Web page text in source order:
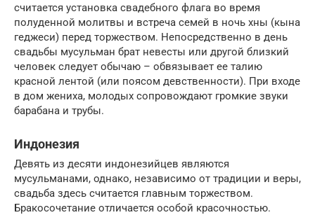
считается установка свадебного флага во время
полуденной молитвы и встреча семей в ночь хны (кына
геджеси) перед торжеством. Непосредственно в день
свадьбы мусульман брат невесты или другой близкий
человек следует обычаю – обвязывает ее талию
красной лентой (или поясом девственности). При входе
в дом жениха, молодых сопровождают громкие звуки
барабана и трубы.
Индонезия
Девять из десяти индонезийцев являются
мусульманами, однако, независимо от традиции и веры,
свадьба здесь считается главным торжеством.
Бракосочетание отличается особой красочностью.